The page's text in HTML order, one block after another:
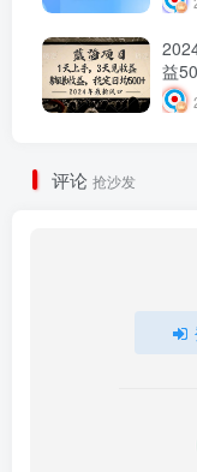
益
益
官方
评论 抢沙发